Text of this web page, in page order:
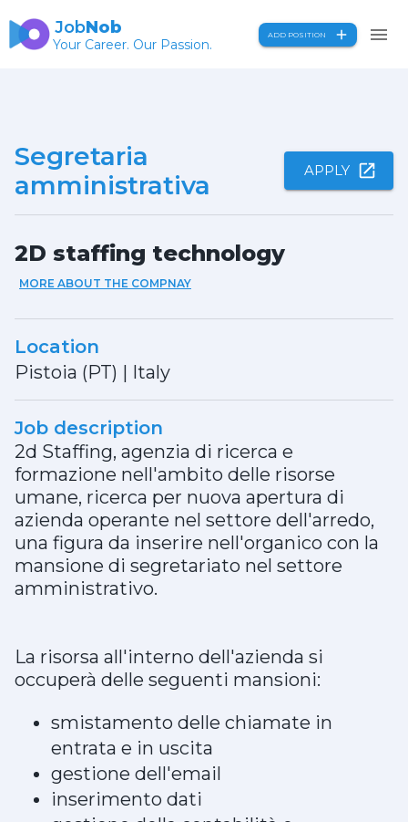
JobNob
Your Career. Our Passion.
ADD POSITION
Segretaria
amministrativa
APPLY
2D staffing technology
MORE ABOUT THE COMPNAY
Location
Pistoia (PT) | Italy
Job description
2d Staffing, agenzia di ricerca e
formazione nell'ambito delle risorse
umane, ricerca per nuova apertura di
azienda operante nel settore dell'arredo,
una figura da inserire nell'organico con la
mansione di segretariato nel settore
amministrativo.
La risorsa all'interno dell'azienda si
occuperà delle seguenti mansioni:
smistamento delle chiamate in
entrata e in uscita
gestione dell'email
inserimento dati